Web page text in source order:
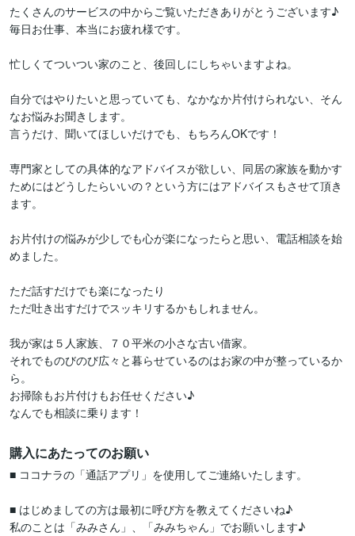
たくさんのサービスの中からご覧いただきありがとうございます♪
毎日お仕事、本当にお疲れ様です。
忙しくてついつい家のこと、後回しにしちゃいますよね。
自分ではやりたいと思っていても、なかなか片付けられない、そん
なお悩みお聞きします。
言うだけ、聞いてほしいだけでも、もちろんOKです！
専門家としての具体的なアドバイスが欲しい、同居の家族を動かす
ためにはどうしたらいいの？という方にはアドバイスもさせて頂き
ます。
お片付けの悩みが少しでも心が楽になったらと思い、電話相談を始
めました。
ただ話すだけでも楽になったり
ただ吐き出すだけでスッキリするかもしれません。
我が家は５人家族、７０平米の小さな古い借家。
それでものびのび広々と暮らせているのはお家の中が整っているか
ら。
お掃除もお片付けもお任せください♪
なんでも相談に乗ります！
購入にあたってのお願い
■ ココナラの「通話アプリ」を使用してご連絡いたします。
■ はじめましての方は最初に呼び方を教えてくださいね♪
私のことは「みみさん」、「みみちゃん」でお願いします♪